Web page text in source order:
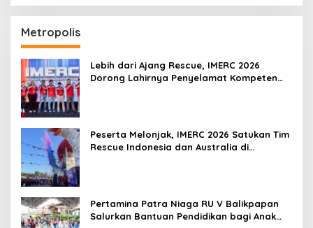
Metropolis
Lebih dari Ajang Rescue, IMERC 2026
Dorong Lahirnya Penyelamat Kompeten
Peserta Melonjak, IMERC 2026 Satukan Tim
Rescue Indonesia dan Australia di
Pertamina Patra Niaga RU V Balikpapan
Salurkan Bantuan Pendidikan bagi Anak